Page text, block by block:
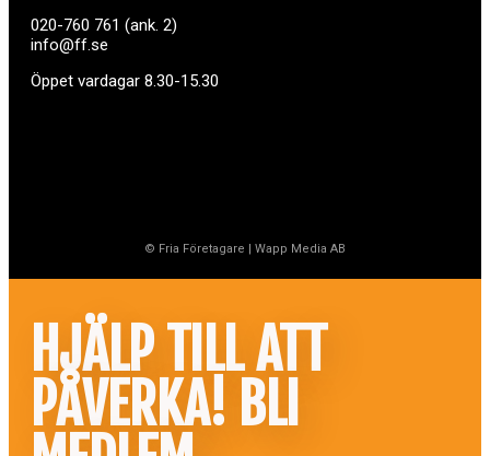
020-760 761 (ank. 2)
info@ff.se
Öppet vardagar 8.30-15.30
© Fria Företagare | Wapp Media AB
HJÄLP TILL ATT
PÅVERKA! BLI